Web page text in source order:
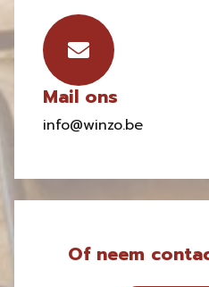
Mail ons
info@winzo.be
Of neem